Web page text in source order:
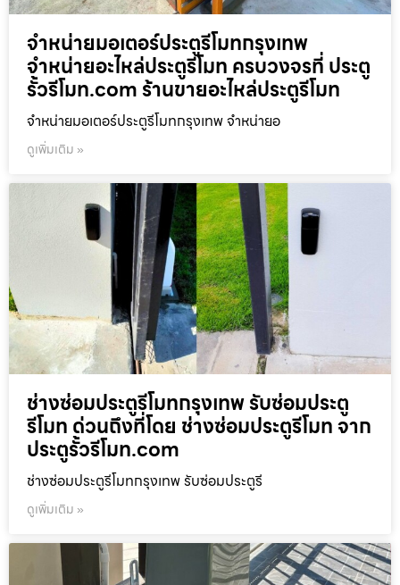
จำหน่ายมอเตอร์ประตูรีโมทกรุงเทพ
จำหน่ายอะไหล่ประตูรีโมท ครบวงจรที่ ประตู
รั้วรีโมท.com ร้านขายอะไหล่ประตูรีโมท
จำหน่ายมอเตอร์ประตูรีโมทกรุงเทพ จำหน่ายอ
ดูเพิ่มเติม »
ช่างซ่อมประตูรีโมทกรุงเทพ รับซ่อมประตู
รีโมท ด่วนถึงที่โดย ช่างซ่อมประตูรีโมท จาก
ประตูรั้วรีโมท.com
ช่างซ่อมประตูรีโมทกรุงเทพ รับซ่อมประตูรี
ดูเพิ่มเติม »